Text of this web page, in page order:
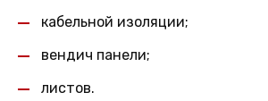
кабельной изоляции;
вендич панели;
листов.